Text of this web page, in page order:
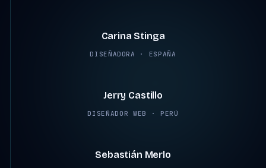
Carina Stinga
DISEÑADORA · ESPAÑA
Jerry Castillo
DISEÑADOR WEB · PERÚ
Sebastián Merlo